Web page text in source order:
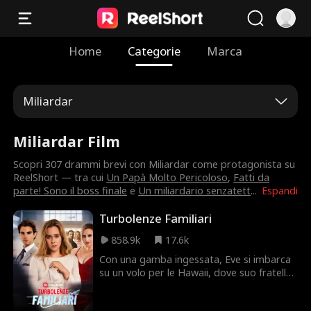
Home Categorie Marca
Miliardar
Miliardar Film
Espandi
Scopri 307 drammi brevi con Miliardar come protagonista su
ReelShort — tra cui Un Papà Molto Pericoloso, Fatti da
parte! Sono il boss finale e Un miliardario senzatett...
Turbolenze Familiari
858.9k
17.6k
Con una gamba ingessata, Eve si imbarca
su un volo per le Hawaii, dove suo fratello